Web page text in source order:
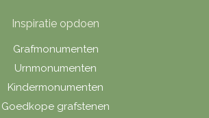
Inspiratie opdoen
Grafmonumenten
Urnmonumenten
Kindermonumenten
Goedkope grafstenen